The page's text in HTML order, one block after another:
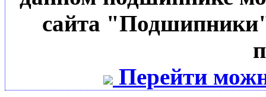
сайта
Перейти